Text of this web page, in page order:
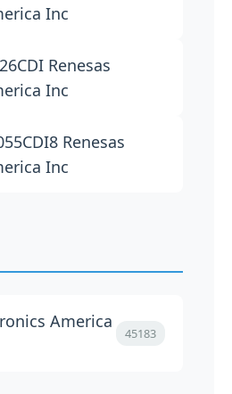
Inc
Renesas
Inc
Renesas
Inc
America
45183